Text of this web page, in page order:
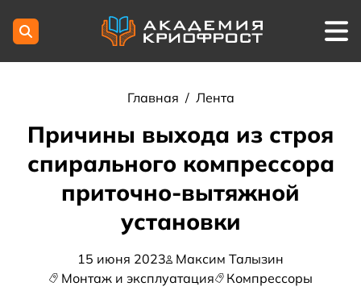
Главная / Лента
Причины выхода из строя
спирального компрессора
приточно-вытяжной
установки
15 июня 2023
Максим Талызин
Монтаж и эксплуатация
Компрессоры